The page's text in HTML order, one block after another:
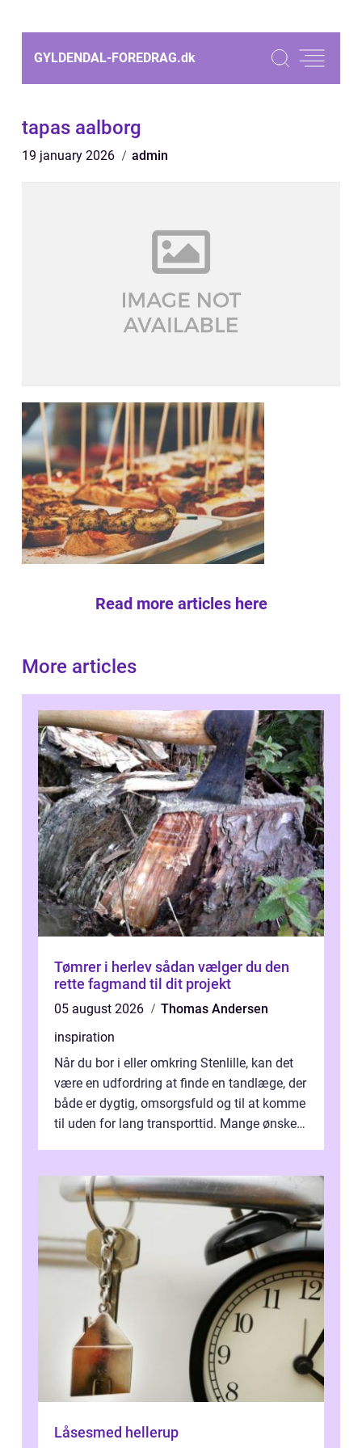
GYLDENDAL-FOREDRAG.dk
tapas aalborg
19 january 2026 admin
Read more articles here
More articles
Tømrer i herlev sådan vælger du den
rette fagmand til dit projekt
05 august 2026
Thomas Andersen
inspiration
Når du bor i eller omkring Stenlille, kan det
være en udfordring at finde en tandlæge, der
både er dygtig, omsorgsfuld og til at komme
til uden for lang transporttid. Mange ønsker
Låsesmed hellerup